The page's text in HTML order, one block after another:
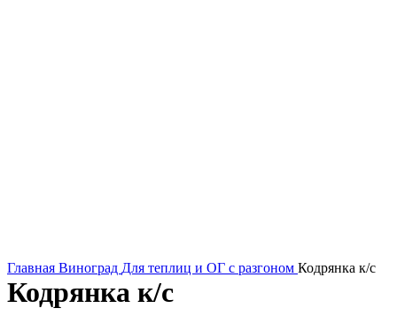
Главная Виноград Для теплиц и ОГ с разгоном Кодрянка к/с
Кодрянка к/с